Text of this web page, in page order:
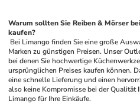
Warum sollten Sie Reiben & Mörser
kaufen?
Marken zu günstigen Preisen. Unser
bei denen Sie hochwertige
ursprünglichen Preises kaufen können.
eine schnelle Lieferung und einen
also keine Kompromisse bei der
Limango für Ihre Einkäufe.